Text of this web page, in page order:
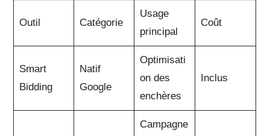
Outil Catégorie
Usage
principal
Coût
Smart
Bidding
Natif
Google
Optimisati
on des
enchères
Inclus
Campagne